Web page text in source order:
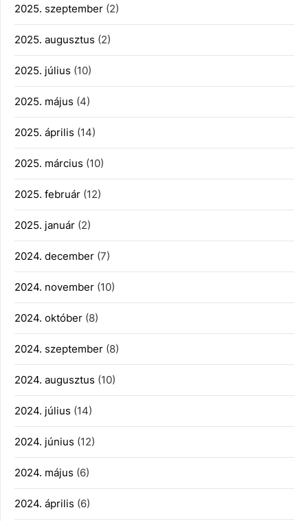
2025. szeptember (2)
2025. augusztus (2)
2025. július (10)
2025. május (4)
2025. április (14)
2025. március (10)
2025. február (12)
2025. január (2)
2024. december (7)
2024. november (10)
2024. október (8)
2024. szeptember (8)
2024. augusztus (10)
2024. július (14)
2024. június (12)
2024. május (6)
2024. április (6)